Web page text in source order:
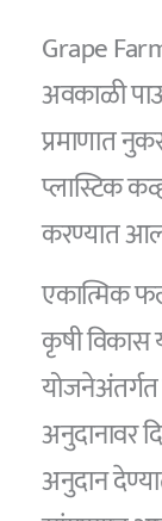
Grape
अवकाळी
प्रमाणात
प्लास्टिक
करण्यात
एकात्मिक
कृषी विकास
योजनेअंतर्गत
अनुदानावर
अनुदान